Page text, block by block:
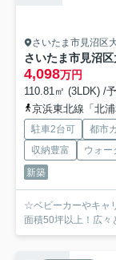
さいたま市見沼区
4,098万円
110.81㎡ (3LDK) /
京浜東北線「北
駐車2台可 都市
収納豊富
ウォー
新築
☆ベビーカーやキャ